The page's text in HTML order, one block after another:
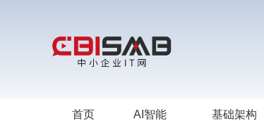
首页 AI智能 基础架构